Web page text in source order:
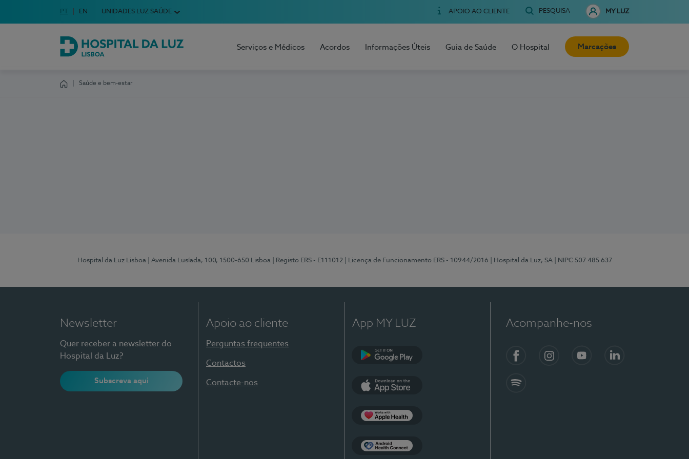
Escolha o seu idioma
Idioma em Português
PT English Language
EN UNIDADES LUZ SAÚDE APOIO AO CLIENTE PESQUISA MY LUZ
Hospital da Luz Lisboa
Serviços e Médicos Acordos Informações Úteis Guia de Saúde O Hospital Marcações
Saúde e bem-estar
Hospital da Luz Lisboa | Avenida Lusíada, 100, 1500-650 Lisboa | Registo ERS - E111012 | Licença de Funcionamento ERS - 10944/2016 | Hospital da Luz, SA | NIPC 507 485 637
Newsletter
Quer receber a newsletter do
Hospital da Luz?
Subscreva aqui
Apoio ao cliente
Perguntas frequentes
Contactos
Contacte-nos
App MY LUZ Acompanhe-nos